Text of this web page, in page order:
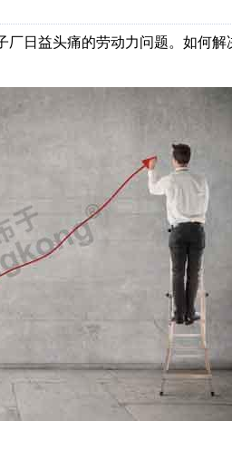
日益头痛的劳动力问题。如何解